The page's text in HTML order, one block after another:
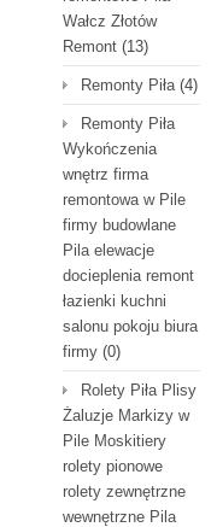
Wałcz Złotów
Remont (13)
Remonty Piła(4)
Remonty Piła
Wykończenia
wnętrz firma
remontowa w Pile
firmy budowlane
Pila elewacje
docieplenia remont
łazienki kuchni
salonu pokoju biura
firmy (0)
Rolety Piła Plisy
Żaluzje Markizy w
Pile Moskitiery
rolety pionowe
rolety zewnętrzne
wewnętrzne Pila